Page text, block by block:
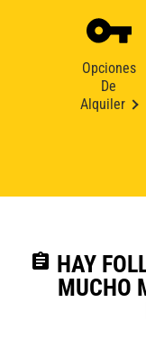
Opciones
De
Alquiler
assignment HAY
MUCHO